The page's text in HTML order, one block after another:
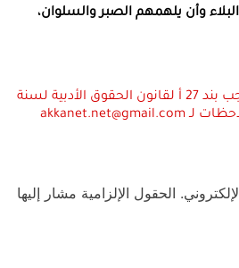
وأن يلهمهم الصبر والسلوان،
استعمال المضامين بموجب بند 27 أ لقانون الحقوق الأدبية لسنة
الحقول الإلزامية مشار إليها